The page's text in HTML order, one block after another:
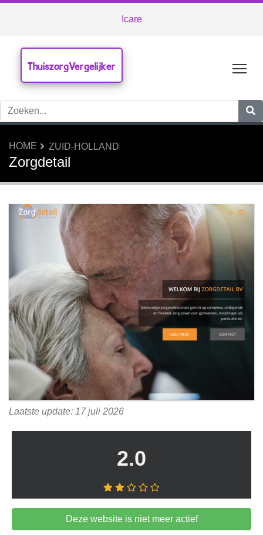
Icare
ThuiszorgVergelijker
HOME ZUID-HOLLAND
Zorgdetail
Laatste update: 17 juli 2026
2.0
Deze website is niet meer actief